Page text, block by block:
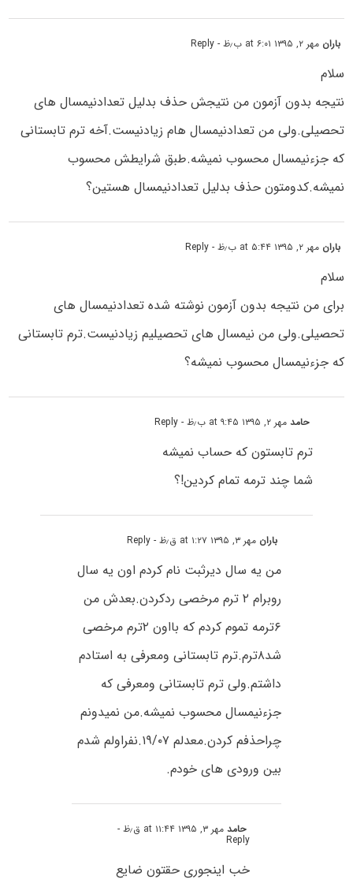
باران مهر ۲, ۱۳۹۵ at ۶:۰۱ ب٫ظ - Reply
سلام
نتیجه بدون آزمون من نتیجش حذف بدلیل تعدادنیمسال های
تحصیلی.ولی من تعدادنیمسال هام زیادنیست.آخه ترم تابستانی
که جزءنیمسال محسوب نمیشه.طبق شرایطش محسوب
نمیشه.کدومتون حذف بدلیل تعدادنیمسال هستین؟
باران مهر ۲, ۱۳۹۵ at ۵:۴۴ ب٫ظ - Reply
سلام
برای من نتیجه بدون آزمون نوشته شده تعدادنیمسال های
تحصیلی.ولی من نیمسال های تحصیلیم زیادنیست.ترم تابستانی
که جزءنیمسال محسوب نمیشه؟
حامدمهر ۲, ۱۳۹۵ at ۹:۴۵ ب٫ظ - Reply
ترم تابستون که حساب نمیشه
شما چند ترمه تمام کردین!؟
باران مهر ۳, ۱۳۹۵ at ۱:۲۷ ق٫ظ - Reply
من یه سال دیرثبت نام کردم اون یه سال
روبرام ۲ ترم مرخصی ردکردن.بعدش من
۶ترمه تموم کردم که بااون ۲ترم مرخصی
شد۸ترم.ترم تابستانی ومعرفی به استادم
داشتم.ولی ترم تابستانی ومعرفی که
جزءنیمسال محسوب نمیشه.من نمیدونم
چراحذفم کردن.معدلم ۱۹/۰۷.نفراولم شدم
بین ورودی های خودم.
حامدمهر ۳, ۱۳۹۵ at ۱۱:۴۴ ق٫ظ -
Reply
خب اینجوری حقتون ضایع